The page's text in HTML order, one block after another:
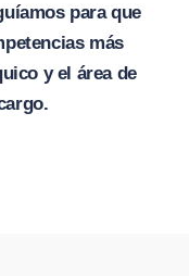
para que
más
y el área de